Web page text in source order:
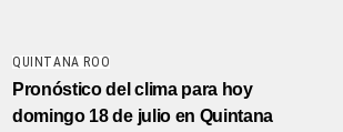
QUINTANA ROO
Pronóstico del clima para hoy
domingo 18 de julio en Quintana